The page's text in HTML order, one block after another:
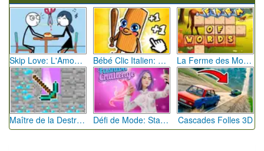
Skip Love: L'Amour en Péril Bébé Clic Italien: La Folie des Petits Bambins La Ferme des Mots - Cultivez votre Vocabulaire
Maître de la Destruction: Fusion de Pioches Défi de Mode: Star du Podium Cascades Folles 3D